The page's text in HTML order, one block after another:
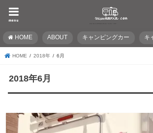
menu
HOME ABOUT キャンピングカー キ
HOME 2018年 6月
2018年6月